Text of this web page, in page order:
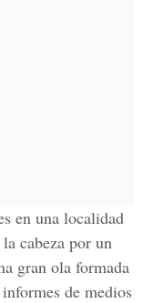
en una localidad
cabeza por un
gran ola formada
de medios